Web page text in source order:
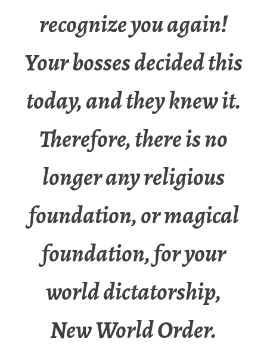
recognize you again!
Your bosses decided this
today, and they knew it.
Therefore, there is no
longer any religious
foundation, or magical
foundation, for your
world dictatorship,
New World Order.